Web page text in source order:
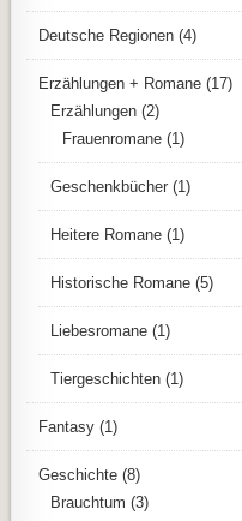
Deutsche Regionen (4)
Erzählungen + Romane (17)
Erzählungen (2)
Frauenromane (1)
Geschenkbücher (1)
Heitere Romane (1)
Historische Romane (5)
Liebesromane (1)
Tiergeschichten (1)
Fantasy (1)
Geschichte (8)
Brauchtum (3)